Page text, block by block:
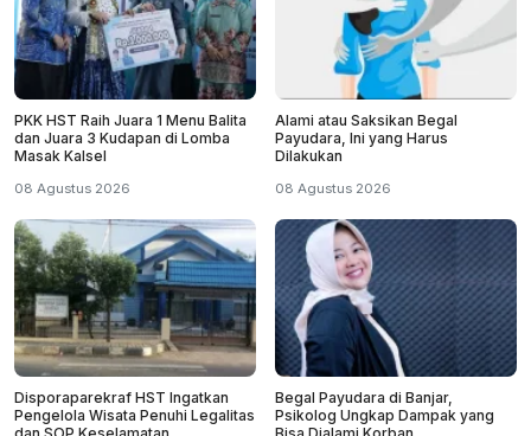
PKK HST Raih Juara 1 Menu Balita
dan Juara 3 Kudapan di Lomba
Masak Kalsel
08 Agustus 2026
Alami atau Saksikan Begal
Payudara, Ini yang Harus
Dilakukan
08 Agustus 2026
Disporaparekraf HST Ingatkan
Pengelola Wisata Penuhi Legalitas
Begal Payudara di Banjar,
Psikolog Ungkap Dampak yang